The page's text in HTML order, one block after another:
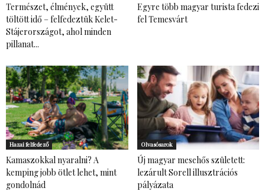
Természet, élmények, együtt
töltött idő – felfedeztük Kelet-
Stájerországot, ahol minden
pillanat...
Egyre több magyar turista fedezi
fel Temesvárt
Hazai felfedező
Kamaszokkal nyaralni? A
kemping jobb ötlet lehet, mint
gondolnád
Olvasósarok
Új magyar mesehős született:
lezárult Sorell illusztrációs
pályázata